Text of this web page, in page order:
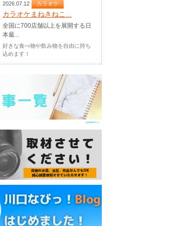
2026.07.12 カラオケ
カラオケまねきねこ...
全国に700店舗以上を展開する日
本最...
好きな食べ物や飲み物を自由に持ち
込めます！